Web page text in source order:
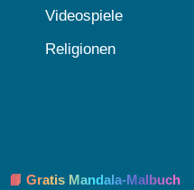
Videospiele
Religionen
📘 Gratis Mandala-Malbuch